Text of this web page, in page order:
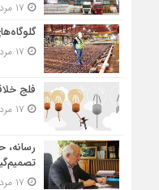
فلج
رسانه،